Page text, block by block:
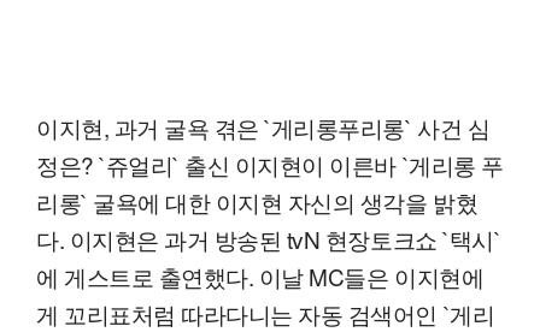
이지현, 과거 굴욕 겪은 `게리롱푸리롱` 사건 심
정은? `쥬얼리` 출신 이지현이 이른바 `게리롱 푸
리롱` 굴욕에 대한 이지현 자신의 생각을 밝혔
다. 이지현은 과거 방송된 tvN 현장토크쇼 `택시`
에 게스트로 출연했다. 이날 MC들은 이지현에
게 꼬리표처럼 따라다니는 자동 검색어인 `게리